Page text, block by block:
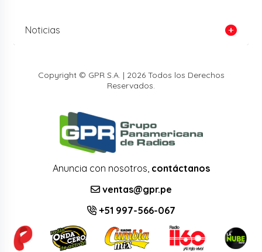
Noticias
Copyright © GPR S.A. | 2026 Todos los Derechos
Reservados.
Anuncia con nosotros, contáctanos
ventas@gpr.pe
+51 997-566-067